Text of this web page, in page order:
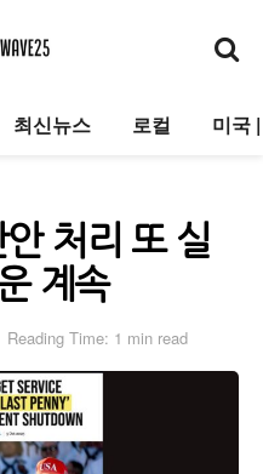
최신뉴스 로컬 미국
처리 또 실
계속
Reading Time: 1 min read